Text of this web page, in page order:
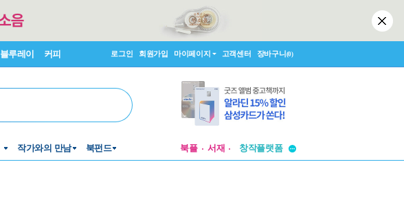
블루레이 커피 로그인 회원가입 마이페이지 고객센터 장바구니(0)
작가와의 만남 북펀드 북플 서재
창작플랫폼